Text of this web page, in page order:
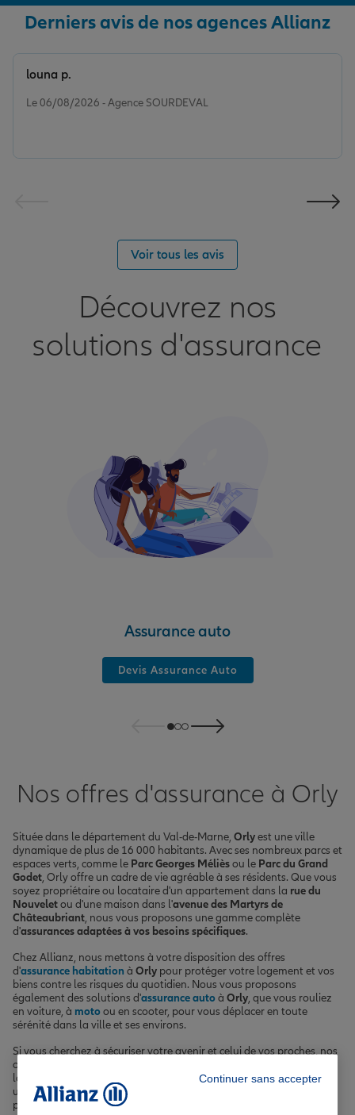
Derniers avis de nos agences Allianz
Le 06/08/2026 - Agence SOURDEVAL
louna p.
Voir tous les avis
Découvrez nos
solutions d'assurance
Assurance auto
Devis Assurance Auto
Nos offres d'assurance à Orly
Située dans le département du Val-de-Marne, Orlyest une ville
dynamique de plus de 16 000 habitants. Avec ses nombreux parcs et
espaces verts, comme le Parc Georges Mélièsou le Parc du Grand
Godet, Orly offre un cadre de vie agréable à ses résidents. Que vous
soyez propriétaire ou locataire d'un appartement dans la rue du
Nouveletou d'une maison dans l'avenue des Martyrs de
Châteaubriant, nous vous proposons une gamme complète
d'assurances adaptées à vos besoins spécifiques.
Chez Allianz, nous mettons à votre disposition des offres
d'assurance habitation à Orly pour protéger votre logement et vos
biens contre les risques du quotidien. Nous vous proposons
également des solutions d'assurance autoà Orly, que vous rouliez
en voiture, à motoou en scooter, pour vous déplacer en toute
sérénité dans la ville et ses environs.
Si vous cherchez à sécuriser votre avenir et celui de vos proches, nos
offres d'
la tranquillité d'esprit nécessaire. Enfin, si vous envisagez d'acquérir
un bien immobilier, notre
permettra de concrétiser votre projet en toute sérénité.
Continuer sans accepter